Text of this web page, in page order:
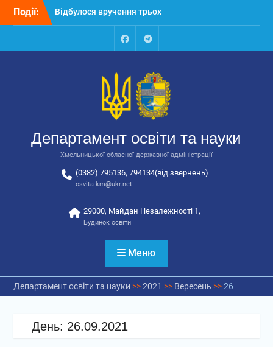
Перейти
Події:
Відбулося вручення трьох
автобусів для потреб
Відбулося засідання
освіти та науки обласної
державної адміністрації
Відбулась обласна
національно-патріотичне
виховання
FacebookTalegram
Департамент освіти та науки
Хмельницької обласної державної адміністрації
(0382) 795136, 794134(від.звернень)
osvita-km@ukr.net
29000, Майдан Незалежності 1,
Будинок освіти
Меню
Департамент освіти та науки >>2021 >> Вересень >>26
День: 26.09.2021